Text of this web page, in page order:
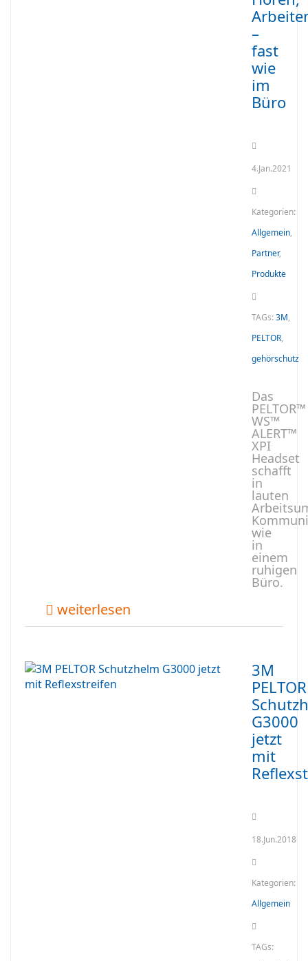
–
fast
wie
im
Büro
4.Jan.2021
Kategorien:
Allgemein,
Partner,
Produkte
TAGs:3M,
PELTOR,
gehörschutz
Das
PELTOR™
WS™
ALERT™
XPI
Headset
schafft
in
lauten
wie
in
einem
ruhigen
Büro.
weiterlesen
3M
PELTOR
G3000
jetzt
mit
18.Jun.2018
Kategorien:
Allgemein
TAGs: